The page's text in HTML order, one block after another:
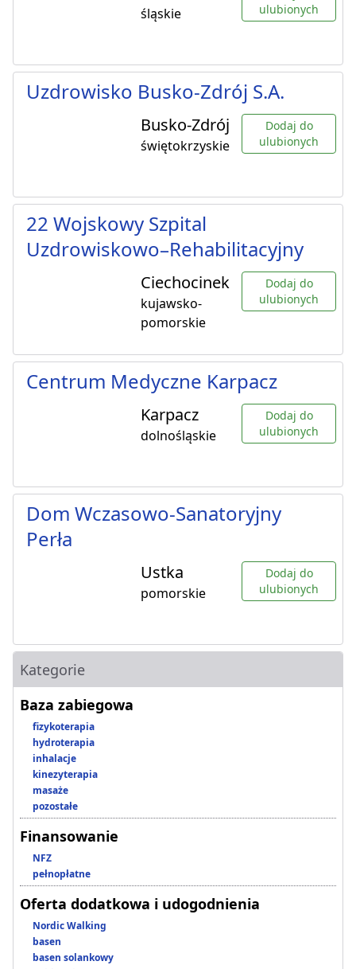
śląskie
ulubionych
Uzdrowisko Busko-Zdrój S.A.
Busko-Zdrój
świętokrzyskie
Dodaj do
ulubionych
22 Wojskowy Szpital
Uzdrowiskowo–Rehabilitacyjny
Ciechocinek
kujawsko-
pomorskie
Dodaj do
ulubionych
Centrum Medyczne Karpacz
Karpacz
dolnośląskie
Dodaj do
ulubionych
Dom Wczasowo-Sanatoryjny
Perła
Ustka
pomorskie
Dodaj do
ulubionych
Kategorie
Baza zabiegowa
fizykoterapia
hydroterapia
inhalacje
kinezyterapia
masaże
pozostałe
Finansowanie
NFZ
pełnopłatne
Oferta dodatkowa i udogodnienia
Nordic Walking
basen
basen solankowy